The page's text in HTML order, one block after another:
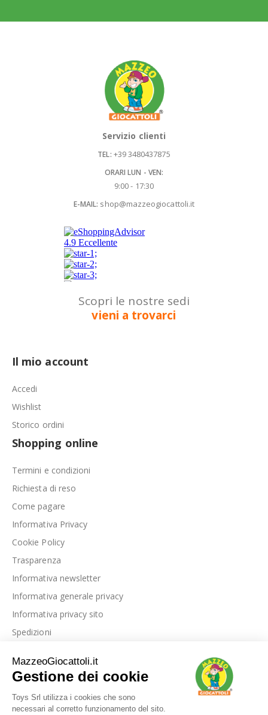
Servizio clienti
TEL: +39 3480437875
ORARI LUN - VEN:
9:00 - 17:30
E-MAIL: shop@mazzeogiocattoli.it
Scopri le nostre sedi
vieni a trovarci
Il mio account
Accedi
Wishlist
Storico ordini
Shopping online
Termini e condizioni
Richiesta di reso
Come pagare
Informativa Privacy
Cookie Policy
Trasparenza
Informativa newsletter
Informativa generale privacy
Informativa privacy sito
Spedizioni
La nostra azienda
Le nostre recensioni